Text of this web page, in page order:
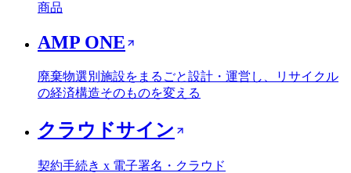
商品
AMP ONE
廃棄物選別施設をまるごと設計・運営し、リサイクル
の経済構造そのものを変える
クラウドサイン
契約手続き x 電子署名・クラウド